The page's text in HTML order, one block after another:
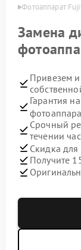
Фотоаппарат
Замена
Привезем
Гарантия
Срочный
течении
Скидка для
Получите